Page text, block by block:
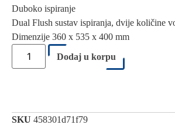
Duboko ispiranje
Dual Flush sustav ispiranja, dvije količine
Dimenzije 360 x 535 x 400 mm
Dodaj u korpu
SKU 458301d71f79